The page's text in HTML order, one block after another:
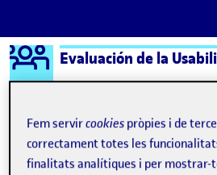
Saltar al contingut
Logo Ágora
Evaluación de la
Semestre 20212 - Aula 1 Manuel
Fem servircookies pròpies i de
correctament totes les
finalitats analítiques i per mostrar-